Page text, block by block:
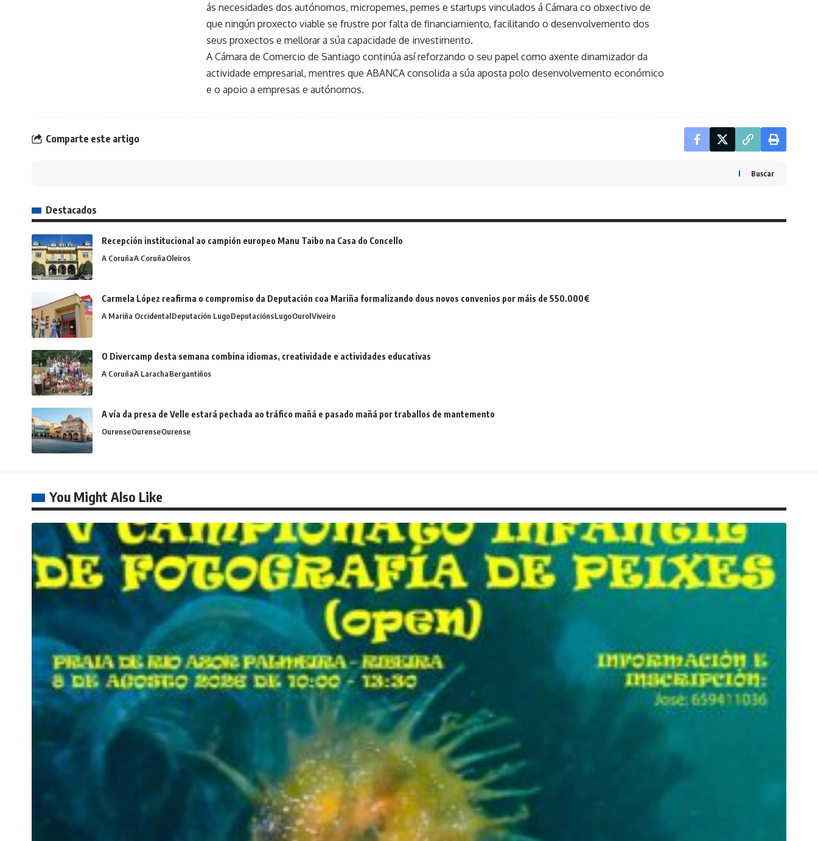
ás necesidades dos autónomos, micropemes, pemes e startups vinculados á Cámara co obxectivo de
que ningún proxecto viable se frustre por falta de financiamiento, facilitando o desenvolvemento dos
seus proxectos e mellorar a súa capacidade de investimento.
A Cámara de Comercio de Santiago continúa así reforzando o seu papel como axente dinamizador da
actividade empresarial, mentres que ABANCA consolida a súa aposta polo desenvolvemento económico
e o apoio a empresas e autónomos.
Comparte este artigo
Buscar
Destacados
Recepción institucional ao campión europeo Manu Taibo na Casa do Concello
A CoruñaA CoruñaOleiros
Carmela López reafirma o compromiso da Deputación coa Mariña formalizando dous novos convenios por máis de 550.000€
A Mariña OccidentalDeputación LugoDeputaciónsLugoOurolViveiro
O Divercamp desta semana combina idiomas, creatividade e actividades educativas
A CoruñaA LarachaBergantiños
A vía da presa de Velle estará pechada ao tráfico mañá e pasado mañá por traballos de mantemento
OurenseOurenseOurense
You Might Also Like